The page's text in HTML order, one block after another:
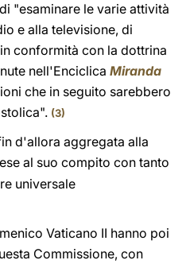
"esaminare le varie attività
e alla televisione, di
conformità con la dottrina
nell'Enciclica Miranda
che in seguito sarebbero
(3)
d'allora aggregata alla
al suo compito con tanto
universale
Vaticano II hanno poi
Commissione, con